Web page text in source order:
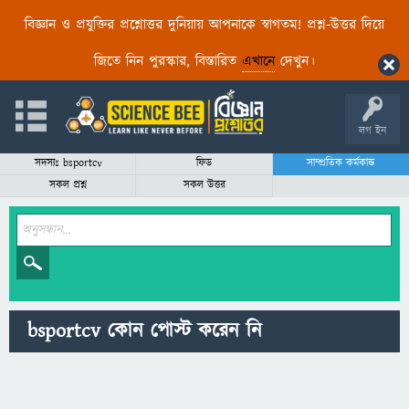
বিজ্ঞান ও প্রযুক্তির প্রশ্নোত্তর দুনিয়ায় আপনাকে স্বাগতম! প্রশ্ন-উত্তর দিয়ে
জিতে নিন পুরস্কার, বিস্তারিত এখানেদেখুন।
লগ ইন
সদস্যঃ bsportcv ফিড
সাম্প্রতিক কর্মকান্ড
সকল প্রশ্ন
সকল উত্তর
bsportcv কোন পোস্ট করেন নি